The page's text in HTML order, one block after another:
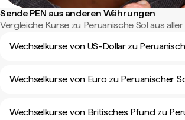
Sende PEN aus anderen Währungen
Vergleiche Kurse zu Peruanische Sol aus aller
Wechselkurse von US-Dollar zu
Wechselkurse von Euro zu Peruanischer
Wechselkurse von Britisches Pfund zu